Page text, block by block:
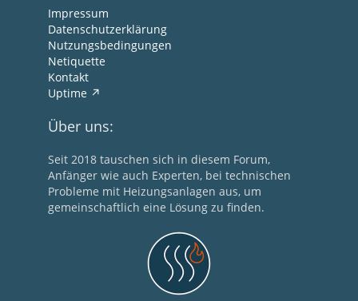
Impressum
Datenschutzerklärung
Nutzungsbedingungen
Netiquette
Kontakt
Uptime
Über uns:
Seit 2018 tauschen sich in diesem Forum,
Anfänger wie auch Experten, bei technischen
Probleme mit Heizungsanlagen aus, um
gemeinschaftlich eine Lösung zu finden.